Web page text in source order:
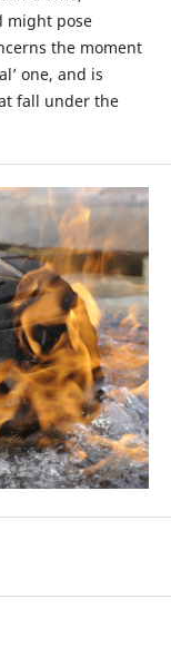
might pose
the moment
one, and is
fall under the